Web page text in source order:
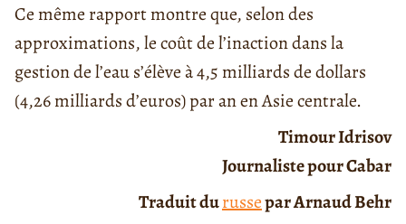
Ce même rapport montre que, selon des
approximations, le coût de l’inaction dans la
gestion de l’eau s’élève à 4,5 milliards de dollars
(4,26 milliards d’euros) par an en Asie centrale.
Timour Idrisov
Journaliste pour Cabar
Traduit durussepar Arnaud Behr